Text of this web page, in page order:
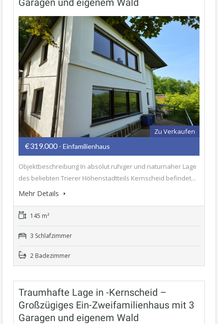
Garagen und eigenem Wald
Zu Verkaufen
€319.000 - Einfamilienhaus
Objektbeschreibung In absolut ruhiger und naturnaher Lage
des beliebten Trierer Höhenstadtteils Kernscheid befindet...
Mehr Details
145 m²
3 Schlafzimmer
2 Badezimmer
Traumhafte Lage in -Kernscheid –
Großzügiges Ein-Zweifamilienhaus mit 3
Garagen und eigenem Wald